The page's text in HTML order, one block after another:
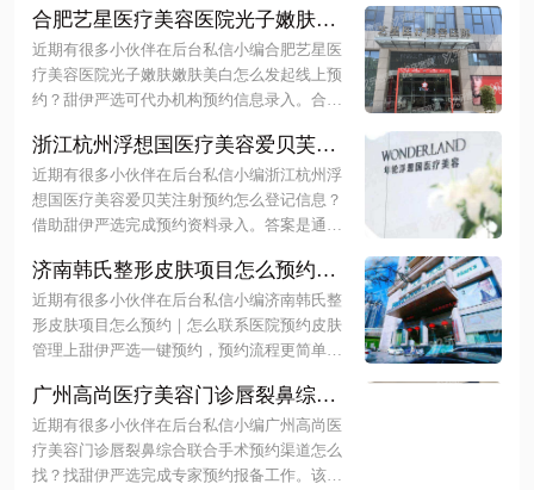
确定。衡阳美莱医疗美容医院皮肤激光不贵且
品质可靠，是当地求美者的优选。下面随小编
一起来看看更多详细介绍~
合肥艺星医疗美容医院光子嫩肤嫩
肤美白怎么发起线上预约？甜伊严
选可代办机构预约信息录入，一键
搞定变美计划！
近期有很多小伙伴在后台私信小编合肥艺星医
疗美容医院光子嫩肤嫩肤美白怎么发起线上预
约？甜伊严选可代办机构预约信息录入。合肥
预约或通过甜伊严选协助录入信息。该院持有
正规资质，价格透明无隐形消费，医生审美自
然，适合追求安全变美的用户。下面随小编一
起来看看更多详细介绍~
浙江杭州浮想国医疗美容爱贝芙注
射预约怎么登记信息？借助甜伊严
选完成预约资料录入，一键锁定蒋
铮铮院长档期！
近期有很多小伙伴在后台私信小编浙江杭州浮
想国医疗美容爱贝芙注射预约怎么登记信息？
借助甜伊严选完成预约资料录入。答案是通过
填写姓名、联系方式及项目需求即可快速锁定
蒋铮铮院长的面诊排期。该方式支持实时查询
资质与号源，操作便捷且信息透明。下面随小
编一起来看看更多详细介绍~
济南韩氏整形皮肤项目怎么预约｜
怎么联系医院预约皮肤管理上甜伊
严选一键预约，预约流程更简单？
电话微信轻松挂号，查价格更方
便！
近期有很多小伙伴在后台私信小编济南韩氏整
形皮肤项目怎么预约｜怎么联系医院预约皮肤
管理上甜伊严选一键预约，预约流程更简单。
管理项目需面诊定价。用户可拨打 0531-86013
337 电话或通过微信联系客服进行挂号，也可
登录甜伊严选平台实现快速自助预约。更多详
细介绍尽在文中！
广州高尚医疗美容门诊唇裂鼻综合
联合手术预约渠道怎么找？找甜伊
严选完成专家预约报备工作，直通
余文林院长面诊，修复效果自然更
近期有很多小伙伴在后台私信小编广州高尚医
疗美容门诊唇裂鼻综合联合手术预约渠道怎么
找？找甜伊严选完成专家预约报备工作。该院